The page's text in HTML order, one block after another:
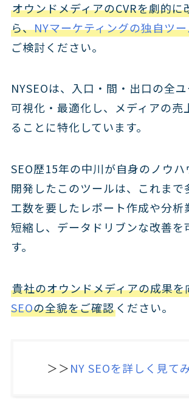
オウンドメディアのCVRを劇的に
ら、NYマーケティングの独自ツ
ご検討ください。
NYSEOは、入口・間・出口の全
可視化・最適化し、メディアの売
ることに特化しています。
SEO歴15年の中川が自身のノウハ
開発したこのツールは、これまで
工数を要したレポート作成や分析
短縮し、データドリブンな改善を
す。
貴社のオウンドメディアの成果を
SEOの全貌をご確認ください。
＞＞NY SEOを詳しく見て